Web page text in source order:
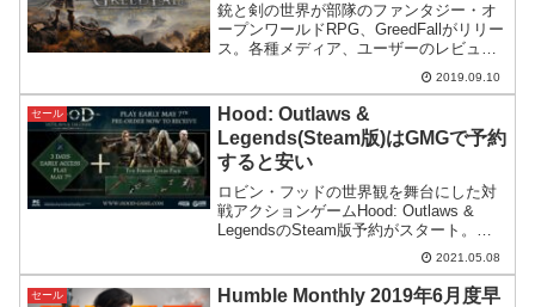
銃と剣の世界が部隊のファンタジー・オ
ープンワールドRPG、GreedFallがリリー
ス。各種メディア、ユーザーのレビュー
からどんな感じのゲームなのかを探って
みたいと思います。+GMGでのセール情
報も。
2019.09.10
セール
Hood: Outlaws &
Legends(Steam版)はGMGで予約
すると安い
ロビン・フッドの世界観を舞台にした対
戦アクションゲームHood: Outlaws &
LegendsのSteam版予約がスタート。
Green Man Gaming(GMG)で予約すると
Steamよりずっと安く予約購入できま
す。
2021.05.08
セール
Humble Monthly 2019年6月度早